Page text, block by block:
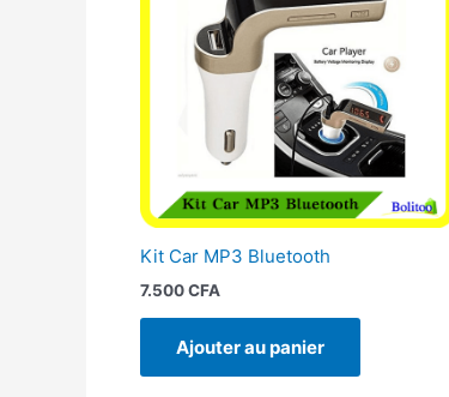
Kit Car MP3 Bluetooth
7.500CFA
Ajouter au panier